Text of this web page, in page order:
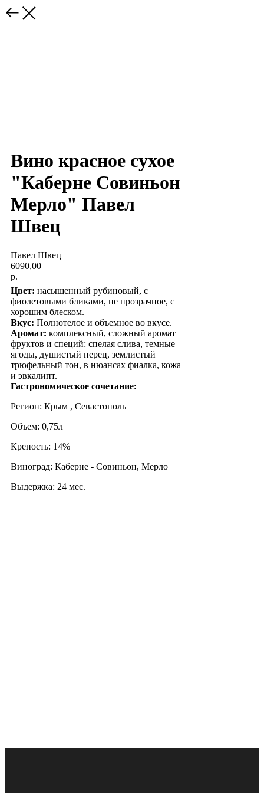
Вино красное сухое
"Каберне Совиньон
Мерло" Павел
Швец
Павел Швец
6090,00
р.
Цвет: насыщенный рубиновый, с
фиолетовыми бликами, не прозрачное, с
хорошим блеском.
Вкус: Полнотелое и объемное во вкусе.
Аромат: комплексный, сложный аромат
фруктов и специй: спелая слива, темные
ягоды, душистый перец, землистый
трюфельный тон, в нюансах фиалка, кожа
и эвкалипт.
Гастрономическое сочетание:
Регион: Крым , Севастополь
Объем: 0,75л
Крепость: 14%
Виноград: Каберне - Совиньон, Мерло
Выдержка: 24 мес.